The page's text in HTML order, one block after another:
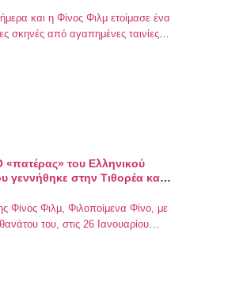
και η Φίνος Φιλμ ετοίμασε ένα
σκηνές από αγαπημένες ταινίες
του Ελληνικού
γεννήθηκε στην Τιθορέα και
Φίνος Φιλμ, Φιλοποίμενα Φίνο, με
του, στις 26 Ιανουαρίου